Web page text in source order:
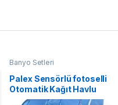
Banyo Setleri
Palex Sensörlü fotoselli
Otomatik Kağıt Havlu
Makinesi 21cm MAVİ